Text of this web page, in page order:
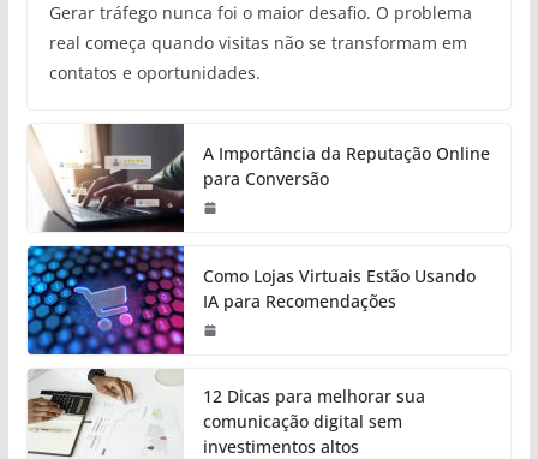
Gerar tráfego nunca foi o maior desafio. O problema
real começa quando visitas não se transformam em
contatos e oportunidades.
A Importância da Reputação Online
para Conversão
Como Lojas Virtuais Estão Usando
IA para Recomendações
12 Dicas para melhorar sua
comunicação digital sem
investimentos altos